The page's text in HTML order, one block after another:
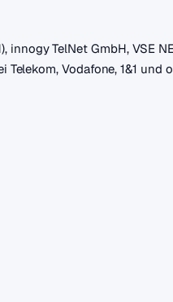
TelNet GmbH, VSE
Vodafone, 1&1 und